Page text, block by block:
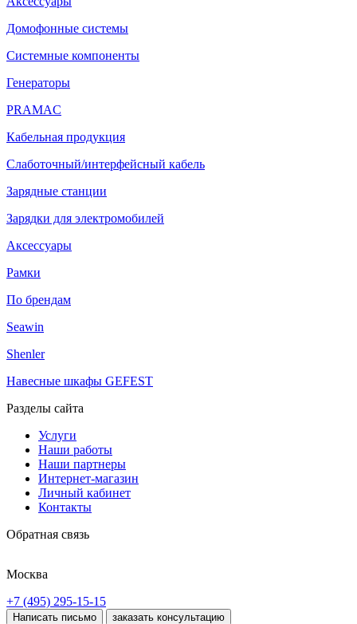
Домофонные системы
Системные компоненты
Генераторы
PRAMAC
Кабельная продукция
Слаботочный/интерфейсный кабель
Зарядные станции
Зарядки для электромобилей
Аксессуары
Рамки
По брендам
Seawin
Shenler
Навесные шкафы GEFEST
Разделы сайта
Услуги
Наши работы
Наши партнеры
Интернет-магазин
Личный кабинет
Контакты
Обратная связь
Москва
+7 (495) 295-15-15
Написать письмо заказать консультацию